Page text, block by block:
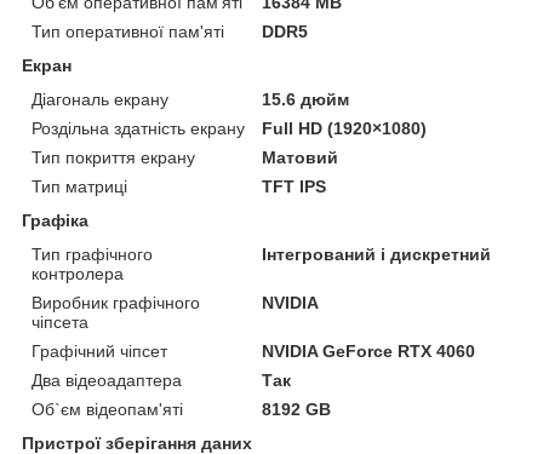
Тип оперативної пам'яті
DDR5
Екран
Діагональ екрану
15.6 дюйм
Роздільна здатність екрану
Full HD (1920×1080)
Тип покриття екрану
Матовий
Тип матриці
TFT IPS
Графіка
Тип графічного
контролера
Інтегрований і дискретний
Виробник графічного
чіпсета
NVIDIA
Графічний чіпсет
NVIDIA GeForce RTX 4060
Два відеоадаптера
Так
Об`єм відеопам'яті
8192 GB
Пристрої зберігання даних